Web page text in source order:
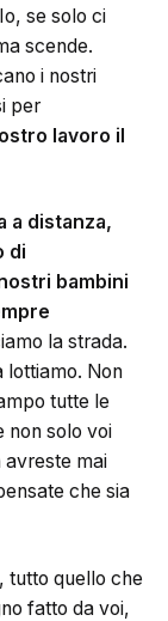
se solo ci
scende.
i nostri
per
lavoro il
a distanza,
di
bambini
la strada.
lottiamo. Non
tutte le
non solo voi
avreste mai
che sia
, tutto quello che
fatto da voi,